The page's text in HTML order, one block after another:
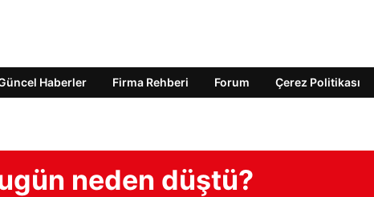
Haberler Firma Rehberi Forum Çerez Politikası
neden düştü?